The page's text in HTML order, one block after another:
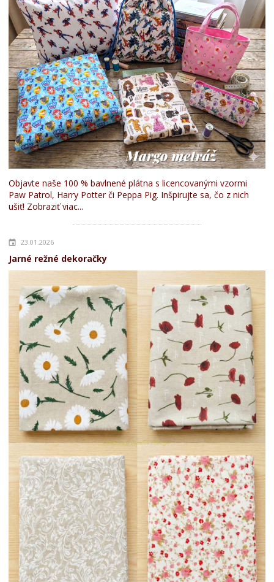
Objavte naše 100 % bavlnené plátna s licencovanými vzormi
Paw Patrol, Harry Potter či Peppa Pig. Inšpirujte sa, čo z nich
ušiť! Zobraziť viac...
23.01.2026
Jarné režné dekoračky